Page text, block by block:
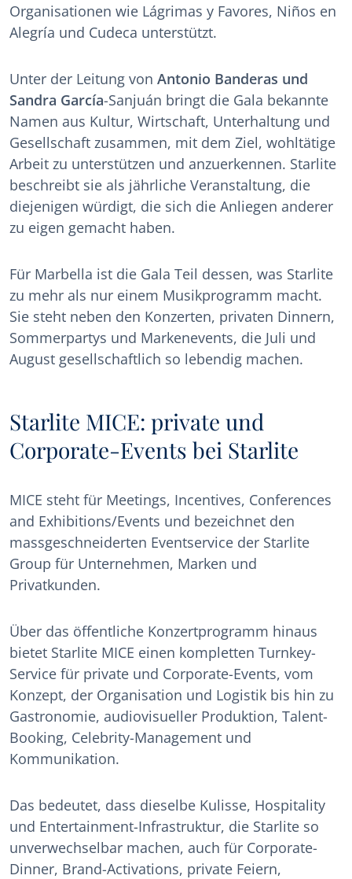
Organisationen wie Lágrimas y Favores, Niños en
Alegría und Cudeca unterstützt.
Unter der Leitung von Antonio Banderas und
Sandra García-Sanjuán bringt die Gala bekannte
Namen aus Kultur, Wirtschaft, Unterhaltung und
Gesellschaft zusammen, mit dem Ziel, wohltätige
Arbeit zu unterstützen und anzuerkennen. Starlite
beschreibt sie als jährliche Veranstaltung, die
diejenigen würdigt, die sich die Anliegen anderer
zu eigen gemacht haben.
Für Marbella ist die Gala Teil dessen, was Starlite
zu mehr als nur einem Musikprogramm macht.
Sie steht neben den Konzerten, privaten Dinnern,
Sommerpartys und Markenevents, die Juli und
August gesellschaftlich so lebendig machen.
Starlite MICE: private und
Corporate-Events bei Starlite
MICE steht für Meetings, Incentives, Conferences
and Exhibitions/Events und bezeichnet den
massgeschneiderten Eventservice der Starlite
Group für Unternehmen, Marken und
Privatkunden.
Über das öffentliche Konzertprogramm hinaus
bietet Starlite MICE einen kompletten Turnkey-
Service für private und Corporate-Events, vom
Konzept, der Organisation und Logistik bis hin zu
Gastronomie, audiovisueller Produktion, Talent-
Booking, Celebrity-Management und
Kommunikation.
Das bedeutet, dass dieselbe Kulisse, Hospitality
und Entertainment-Infrastruktur, die Starlite so
unverwechselbar machen, auch für Corporate-
Dinner, Brand-Activations, private Feiern,